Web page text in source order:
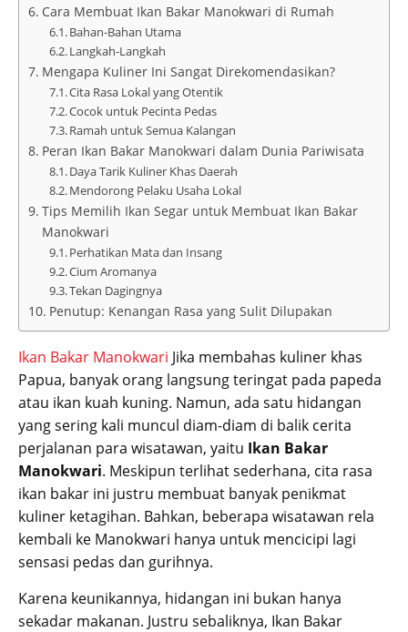
Cara Membuat Ikan Bakar Manokwari di Rumah
Bahan-Bahan Utama
Langkah-Langkah
Mengapa Kuliner Ini Sangat Direkomendasikan?
Cita Rasa Lokal yang Otentik
Cocok untuk Pecinta Pedas
Ramah untuk Semua Kalangan
Peran Ikan Bakar Manokwari dalam Dunia Pariwisata
Daya Tarik Kuliner Khas Daerah
Mendorong Pelaku Usaha Lokal
Tips Memilih Ikan Segar untuk Membuat Ikan Bakar
Manokwari
Perhatikan Mata dan Insang
Cium Aromanya
Tekan Dagingnya
Penutup: Kenangan Rasa yang Sulit Dilupakan
Ikan Bakar Manokwari Jika membahas kuliner khas
Papua, banyak orang langsung teringat pada papeda
atau ikan kuah kuning. Namun, ada satu hidangan
yang sering kali muncul diam-diam di balik cerita
perjalanan para wisatawan, yaitu Ikan Bakar
Manokwari. Meskipun terlihat sederhana, cita rasa
ikan bakar ini justru membuat banyak penikmat
kuliner ketagihan. Bahkan, beberapa wisatawan rela
kembali ke Manokwari hanya untuk mencicipi lagi
sensasi pedas dan gurihnya.
Karena keunikannya, hidangan ini bukan hanya
sekadar makanan. Justru sebaliknya, Ikan Bakar